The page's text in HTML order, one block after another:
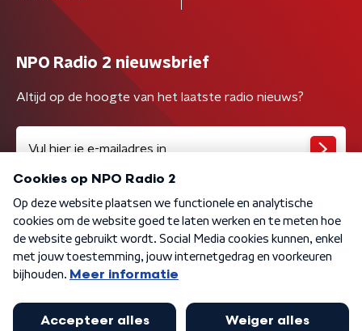
NPO Radio 2 nieuwsbrief
Altijd op de hoogte van het laatste radio nieuws?
Algemene voorwaarden